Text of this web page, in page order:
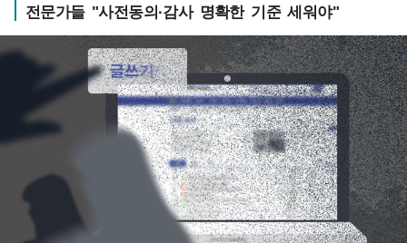
전문가들 "사전동의·감사 명확한 기준 세워야"